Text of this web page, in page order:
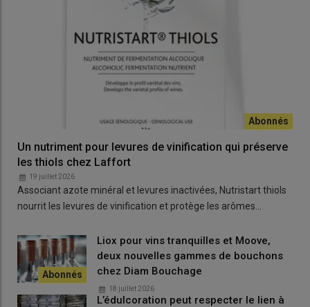
Un nutriment pour levures de vinification qui préserve
les thiols chez Laffort
19 juillet 2026
Associant azote minéral et levures inactivées, Nutristart thiols
nourrit les levures de vinification et protège les arômes…
Liox pour vins tranquilles et Moove,
deux nouvelles gammes de bouchons
chez Diam Bouchage
18 juillet 2026
L’édulcoration peut respecter le lien à